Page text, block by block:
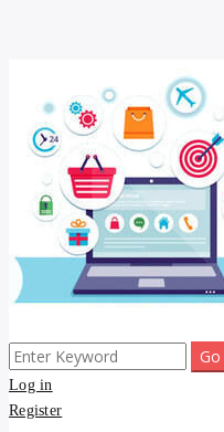
content
รับจ้างโพส
ขายดี โพสประกาศขายสินค้าฟ
ของ รับรองผล ดีที่สุดถูกที่สุด ติด
Search
for:
Log in
Register